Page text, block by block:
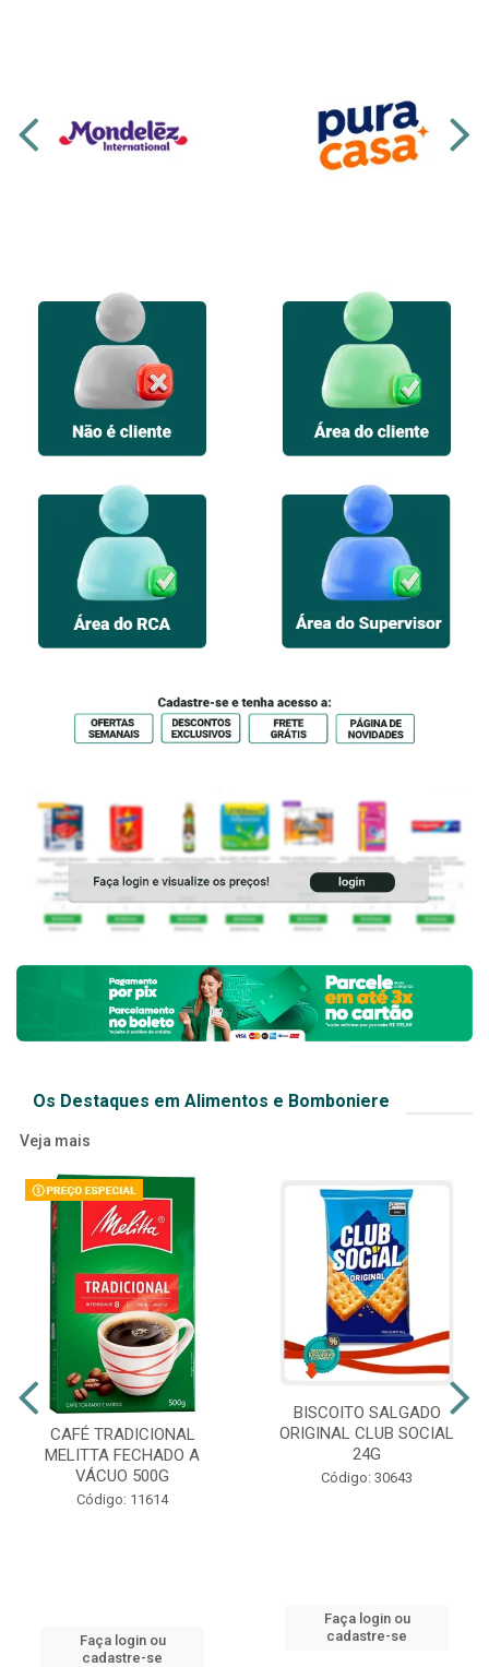
Os Destaques em Alimentos e Bomboniere
Veja mais
CAFÉ TRADICIONAL
MELITTA FECHADO A
VÁCUO 500G
Código: 11614
Faça login ou
cadastre-se
BISCOITO SALGADO
ORIGINAL CLUB SOCIAL
24G
Código: 30643
Faça login ou
cadastre-se